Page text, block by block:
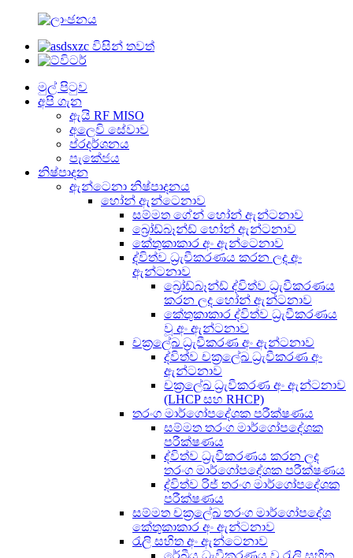
මුල් පිටුව
අපි ගැන
ඇයි RF MISO
අලෙවි සේවාව
ප්රදර්ශනය
පැකේජය
නිෂ්පාදන
ඇන්ටෙනා නිෂ්පාදනය
හෝන් ඇන්ටෙනාව
සම්මත ගේන් හෝන් ඇන්ටනාව
බ්‍රෝඩ්බෑන්ඩ් හෝන් ඇන්ටනාව
කේතුකාකාර අං ඇන්ටෙනාව
ද්විත්ව ධ්‍රැවීකරණය කරන ලද අං
ඇන්ටනාව
බ්‍රෝඩ්බෑන්ඩ් ද්විත්ව ධ්‍රැවීකරණය
කරන ලද හෝන් ඇන්ටනාව
කේතුකාකාර ද්විත්ව ධ්‍රැවීකරණය
වූ අං ඇන්ටනාව
චක්‍රලේඛ ධ්‍රැවීකරණ අං ඇන්ටනාව
ද්විත්ව චක්‍රලේඛ ධ්‍රැවීකරණ අං
ඇන්ටනාව
චක්‍රලේඛ ධ්‍රැවීකරණ අං ඇන්ටනාව
(LHCP සහ RHCP)
තරංග මාර්ගෝපදේශක පරීක්ෂණය
සම්මත තරංග මාර්ගෝපදේශක
පරීක්ෂණය
ද්විත්ව ධ්‍රැවීකරණය කරන ලද
තරංග මාර්ගෝපදේශක පරීක්ෂණය
ද්විත්ව රිජ් තරංග මාර්ගෝපදේශක
පරීක්ෂණය
සම්මත චක්‍රලේඛ තරංග මාර්ගෝපදේශ
කේතුකාකාර අං ඇන්ටනාව
රැලි සහිත අං ඇන්ටෙනාව
රේඛීය ධ්‍රැවීකරණය වූ රැලි සහිත